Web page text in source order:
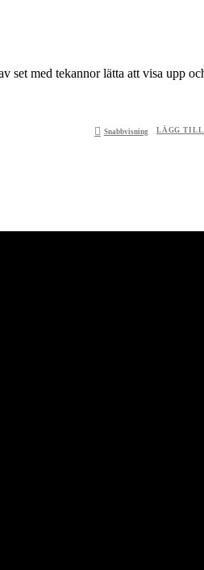
set med tekannor lätta att visa upp
Snabbvisning LÄGG TILL